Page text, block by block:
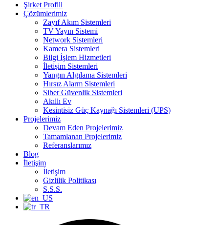
Şirket Profili
Çözümlerimiz
Zayıf Akım Sistemleri
TV Yayın Sistemi
Network Sistemleri
Kamera Sistemleri
Bilgi İşlem Hizmetleri
İletişim Sistemleri
Yangın Algılama Sistemleri
Hırsız Alarm Sistemleri
Siber Güvenlik Sistemleri
Akıllı Ev
Kesintisiz Güç Kaynağı Sistemleri (UPS)
Projelerimiz
Devam Eden Projelerimiz
Tamamlanan Projelerimiz
Referanslarımız
Blog
İletişim
İletişim
Gizlilik Politikası
S.S.S.